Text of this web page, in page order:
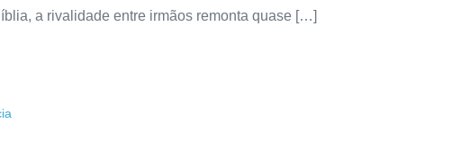
a rivalidade entre irmãos remonta quase […]